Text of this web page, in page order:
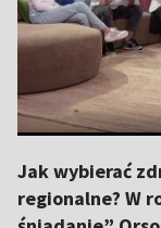
Jak wybierać
regionalne? W